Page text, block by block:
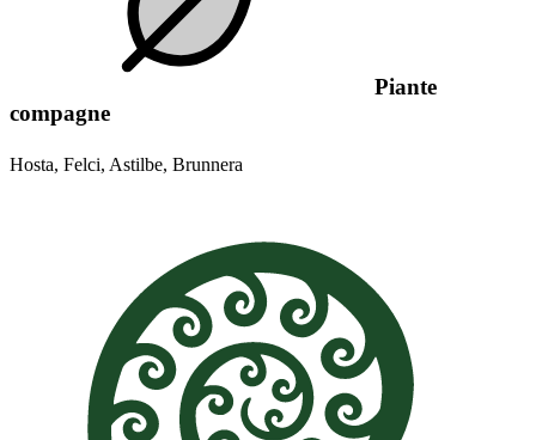
Piante
compagne
Hosta, Felci, Astilbe, Brunnera